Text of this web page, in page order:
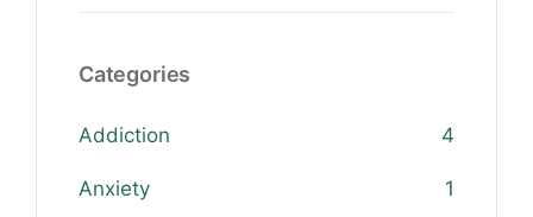
Categories
Addiction 4
Anxiety 1